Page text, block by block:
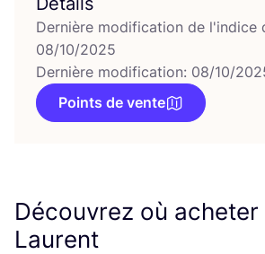
Dernière modification de l'indice
08/10/2025
Dernière modification: 08/10/
Points de vente
Découvrez où acheter
Laurent